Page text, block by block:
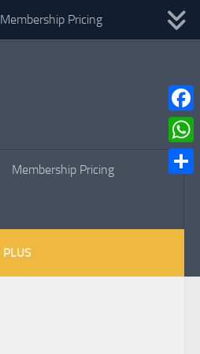
Membership Pricing
Membership Pricing
PLUS